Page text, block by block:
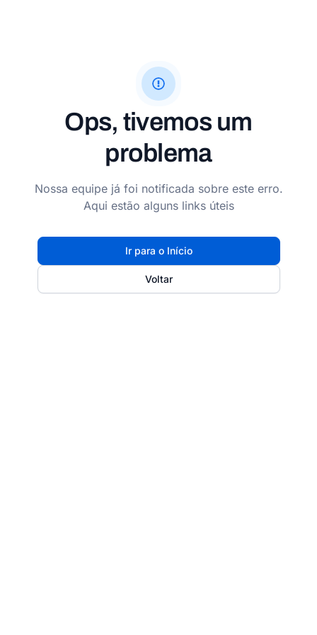
Ops, tivemos um
problema
Nossa equipe já foi notificada sobre este erro.
Aqui estão alguns links úteis
Ir para o Início
Voltar